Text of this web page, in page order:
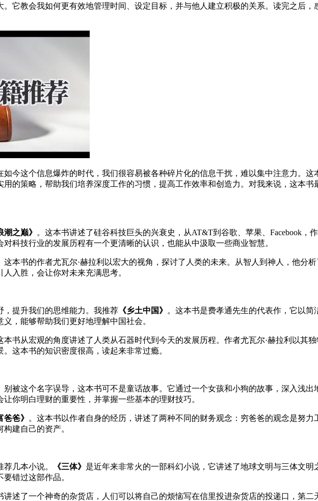
它教会我如何更有效地管理时间、设定目标，并与他人建立积极的关系。读完之后
如今这个信息爆炸的时代，我们很容易被各种碎片化的信息干扰，难以集中注意力。
的策略，帮助我们培养深度工作的习惯，提高工作效率和创造力。对我来说，这本
潮之巅》 。这本书讲述了硅谷科技巨头的兴衰史，从AT&T到谷歌、苹果、Facebook
科技行业的发展历程有一个更清晰的认识，也能从中汲取一些商业智慧。
这本书的作者尤瓦尔·赫拉利以宏大的视角，探讨了人类的未来。从智人到神人，他分
入胜，会让你对未来充满思考。
，提升我们的思维能力。我推荐 《乡土中国》 。这本书是费孝通先生的代表作，它以
，能够帮助我们更好地理解中国社会。
本书从宏观的角度讲述了人类从石器时代到今天的发展历程。作者尤瓦尔·赫拉利以其
这本书的知识密度很高，读起来非常过瘾。
别被这个名字误导，这本书可不是童话故事。它通过一个女孩和小狗的故事，深入浅出
你明白理财的重要性，并掌握一些基本的理财技巧。
爸爸》 。这本书以作者自身的经历，讲述了两种不同的财务观念：穷爸爸的观念是努
建自己的资产。
几本小说。 《三体》 是近年来非常火的一部科幻小说，它讲述了地球文明与三体文
错过这部作品。
讲述了一个神奇的杂货店，人们可以将自己的烦恼写在信里投进杂货店的投递口，第